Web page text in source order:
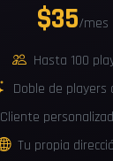
$35/mes
Hasta 100
Doble de players
Cliente
Tu propia